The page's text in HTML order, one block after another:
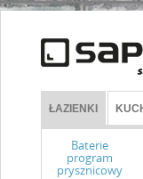
ŁAZIENKI
Baterie
program
prysznicowy